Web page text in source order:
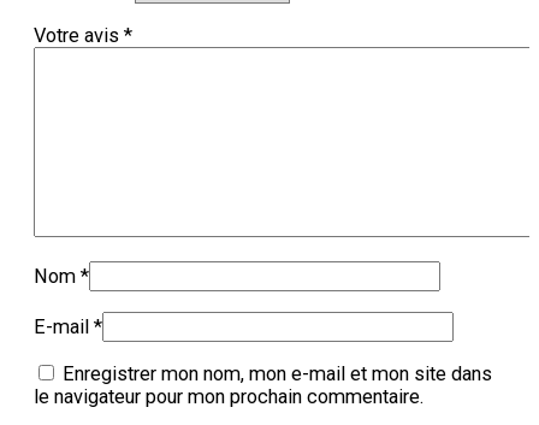
Votre avis *
Nom *
E-mail *
Enregistrer mon nom, mon e-mail et mon site dans
le navigateur pour mon prochain commentaire.